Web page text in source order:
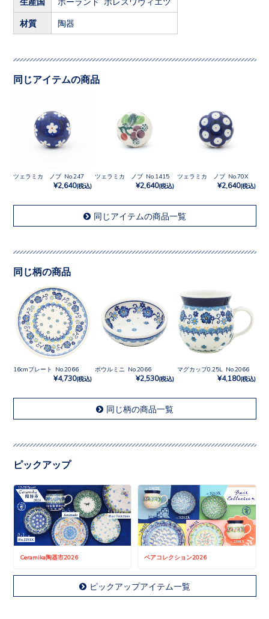
材質 陶器
同じアイテムの商品
ツェラミカ ノブ No.247
¥2,640(税込)
ツェラミカ ノブ No.1415
¥2,640(税込)
ツェラミカ ノブ No.70X
¥2,640(税込)
同じアイテムの商品一覧
同じ柄の商品
16cmプレート No.2066
¥4,730(税込)
ボウルミニ No.2066
¥2,530(税込)
マグカップ0.25L No.2066
¥4,180(税込)
同じ柄の商品一覧
ピックアップ
Ceramika陶器市2026 ペアコレクション2026
ピックアップアイテム一覧